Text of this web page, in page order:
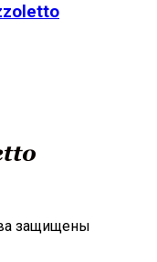
защищены